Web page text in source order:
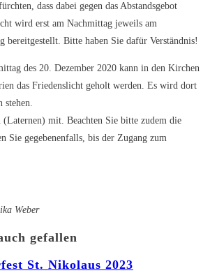
dass dabei gegen das Abstandsgebot
wird erst am Nachmittag jeweils am
bereitgestellt. Bitte haben Sie dafür Verständnis!
des 20. Dezember 2020 kann in den Kirchen
das Friedenslicht geholt werden. Es wird dort
stehen.
mit. Beachten Sie bitte zudem die
Sie gegebenenfalls, bis der Zugang zum
Weber
gefallen
St. Nikolaus 2023